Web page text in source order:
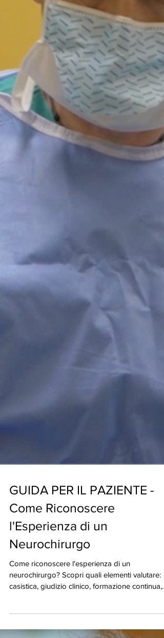
GUIDA PER IL PAZIENTE -
Come Riconoscere
l'Esperienza di un
Neurochirurgo
Come riconoscere l'esperienza di un
neurochirurgo? Scopri quali elementi valutare:
comunicazione e capacità decisionale per una